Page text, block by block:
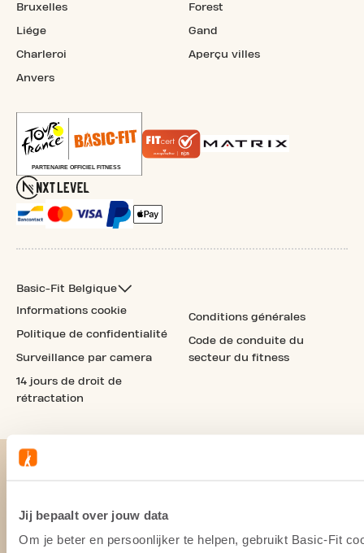
Jij bepaalt over jouw data
Om je beter en persoonlijker te helpen, gebruikt Basic-Fit
Bruxelles
Liége
Charleroi
Anvers
Forest
Gand
Aperçu villes
Basic-Fit Belgique
Informations cookie
Politique de confidentialité
Surveillance par camera
14 jours de droit de
rétractation
Conditions générales
Code de conduite du
secteur du fitness